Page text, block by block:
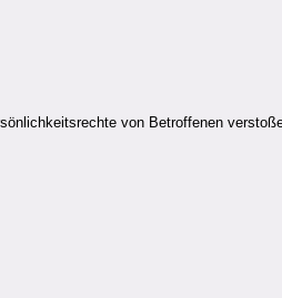
von Betroffenen